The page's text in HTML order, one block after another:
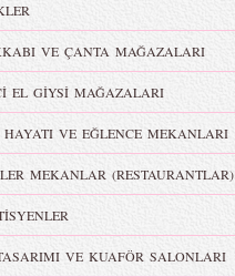
VE ÇANTA MAĞAZALARI
EL GİYSİ MAĞAZALARI
HAYATI VE EĞLENCE MEKANLARI
MEKANLAR (RESTAURANTLAR)
VE KUAFÖR SALONLARI